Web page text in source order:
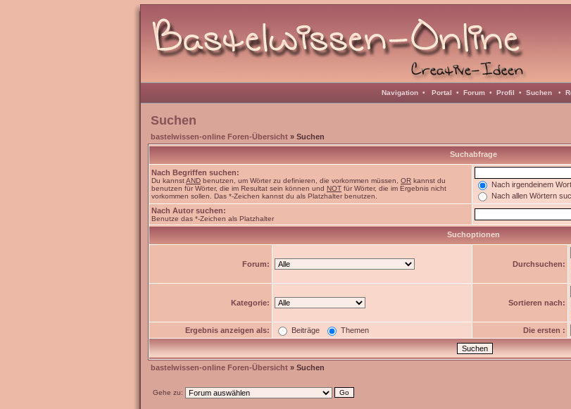
Navigation • Portal • Forum • Profil • Suchen •
Suchen
bastelwissen-online Foren-Übersicht » Suchen
Suchabfrage
Nach Begriffen suchen:
Du kannstAND benutzen, um Wörter zu definieren, die vorkommen müssen, OR kannst du
benutzen für Wörter, die im Resultat sein können und NOT für Wörter, die im Ergebnis nicht
vorkommen sollen. Das *-Zeichen kannst du als Platzhalter benutzen.
Nach irgendeinem
Nach allen Wörtern
Nach Autor suchen:
Benutze das *-Zeichen als Platzhalter
Suchoptionen
Forum: Durchsuchen:
Kategorie: Sortieren nach:
Ergebnis anzeigen als:
Beiträge Themen Die ersten :
bastelwissen-online Foren-Übersicht » Suchen
Gehe zu: